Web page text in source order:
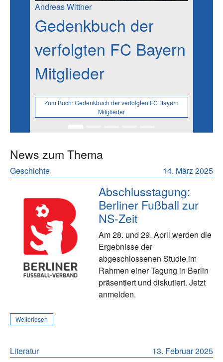
Andreas Wittner
Gedenkbuch der
verfolgten FC Bayern
Mitglieder
Zum Buch:Gedenkbuch der verfolgten FC Bayern
Mitglieder
News zum Thema
14. März 2025
Geschichte
Abschlusstagung:
Berliner Fußball zur
NS-Zeit
Am 28. und 29. April werden die
Ergebnisse der
abgeschlossenen Studie im
Rahmen einer Tagung in Berlin
präsentiert und diskutiert. Jetzt
anmelden.
Weiterlesen
13. Februar 2025
Literatur